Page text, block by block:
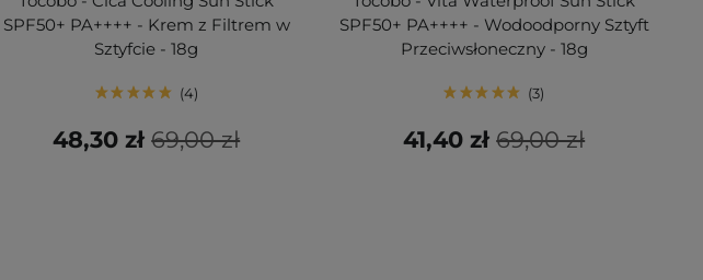
SPF50+ PA++++ - Krem z Filtrem w
Sztyfcie - 18g
4
69,00 zł
48,30 zł
SPF50+ PA++++ - Wodoodporny Sztyft
Przeciwsłoneczny - 18g
3
69,00 zł
41,40 zł